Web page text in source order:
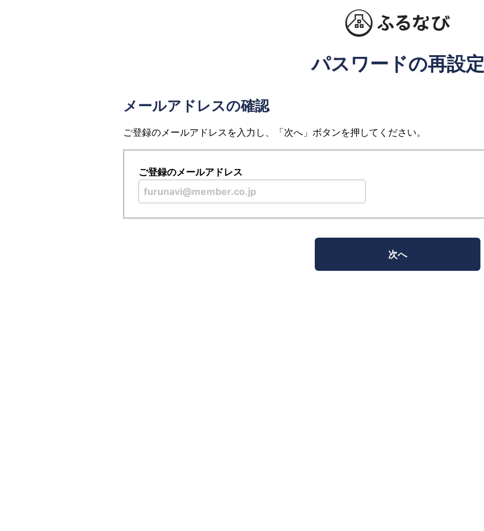
パスワードの再設定
メールアドレスの確認
ご登録のメールアドレスを入力し、「次へ」ボタンを押してください。
ご登録のメールアドレス